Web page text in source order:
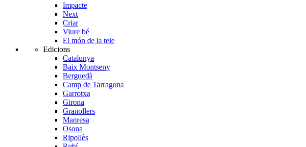
Impacte
Next
Criar
Viure bé
El món de la tele
Edicions
Catalunya
Baix Montseny
Berguedà
Camp de Tarragona
Garrotxa
Girona
Granollers
Manresa
Osona
Ripollès